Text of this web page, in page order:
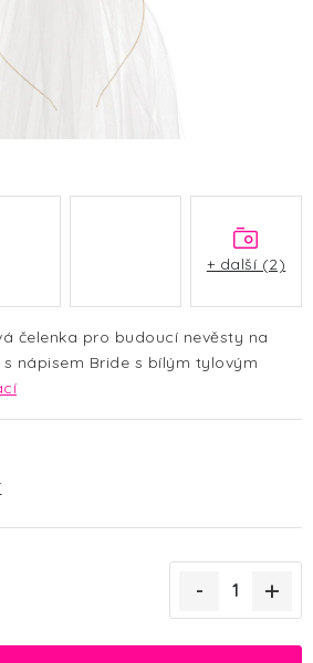
čelenka pro budoucí nevěsty na
nápisem Bride s bílým tylovým
+ další (2)